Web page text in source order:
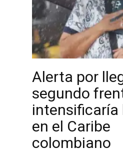
Alerta por
segundo
intensificaría
en el Caribe
colombiano